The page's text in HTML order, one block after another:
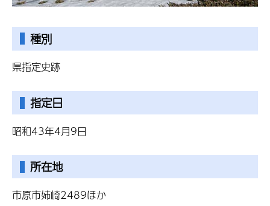
種別
県指定史跡
指定日
昭和43年4月9日
所在地
市原市姉崎2489ほか